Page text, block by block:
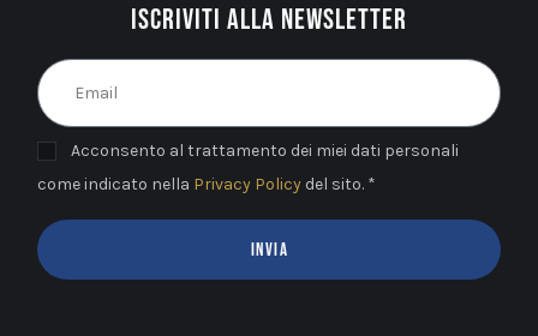
Iscriviti alla newsletter
Acconsento al trattamento dei miei dati personali
come indicato nella Privacy Policy del sito. *
INVIA